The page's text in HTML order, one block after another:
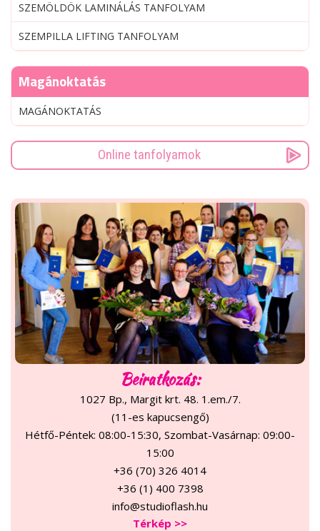
SZEMÖLDÖK LAMINÁLÁS TANFOLYAM
SZEMPILLA LIFTING TANFOLYAM
Magánoktatás
MAGÁNOKTATÁS
Online tanfolyamok
Beiratkozás:
1027 Bp., Margit krt. 48. 1.em./7.
(11-es kapucsengő)
Hétfő-Péntek: 08:00-15:30, Szombat-Vasárnap: 09:00-
15:00
+36 (70) 326 4014
+36 (1) 400 7398
info@studioflash.hu
Térkép >>